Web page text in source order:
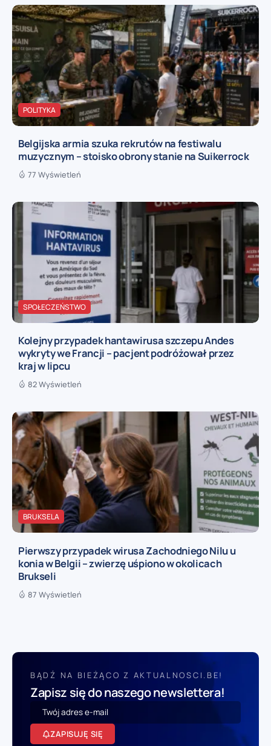
POLITYKA
Belgijska armia szuka rekrutów na festiwalu
muzycznym – stoisko obrony stanie na Suikerrock
77 Wyświetleń
SPOŁECZEŃSTWO
Kolejny przypadek hantawirusa szczepu Andes
wykryty we Francji – pacjent podróżował przez
kraj w lipcu
82 Wyświetleń
BRUKSELA
Pierwszy przypadek wirusa Zachodniego Nilu u
konia w Belgii – zwierzę uśpiono w okolicach
Brukseli
87 Wyświetleń
BĄDŹ NA BIEŻĄCO Z AKTUALNOSCI.BE!
Zapisz się do naszego newslettera!
ZAPISUJĘ SIĘ